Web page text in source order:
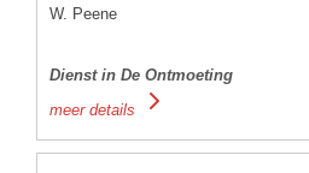
W. Peene
Dienst in De Ontmoeting
meer details